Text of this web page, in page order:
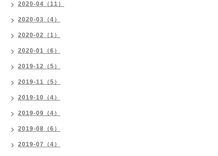
2020-04（11）
2020-03（4）
2020-02（1）
2020-01（6）
2019-12（5）
2019-11（5）
2019-10（4）
2019-09（4）
2019-08（6）
2019-07（4）